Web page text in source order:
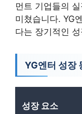
먼트 기업들의
미쳤습니다. YG
다는 장기적인
YG엔터 성장
성장 요소